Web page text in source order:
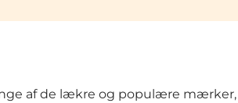
af de lækre og populære